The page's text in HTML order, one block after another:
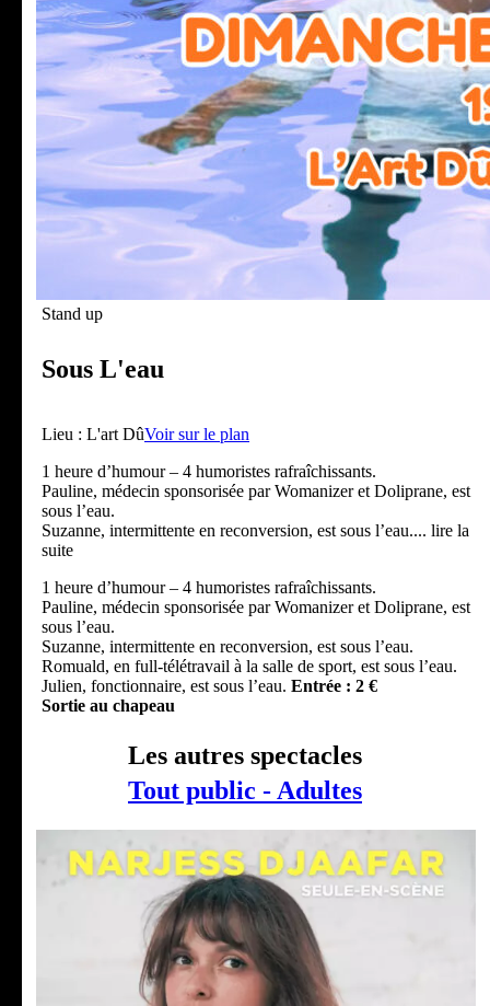
Stand up
Sous L'eau
Lieu : L'art DûVoir sur le plan
1 heure d’humour – 4 humoristes rafraîchissants.
Pauline, médecin sponsorisée par Womanizer et Doliprane, est
sous l’eau.
Suzanne, intermittente en reconversion, est sous l’eau.... lire la
suite
1 heure d’humour – 4 humoristes rafraîchissants.
Pauline, médecin sponsorisée par Womanizer et Doliprane, est
sous l’eau.
Suzanne, intermittente en reconversion, est sous l’eau.
Romuald, en full-télétravail à la salle de sport, est sous l’eau.
Julien, fonctionnaire, est sous l’eau. Entrée : 2 €
Sortie au chapeau
Les autres spectacles
Tout public - Adultes